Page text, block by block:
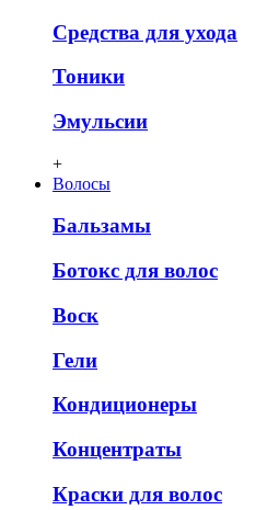
Средства для ухода
Тоники
Эмульсии
+
Волосы
Бальзамы
Ботокс для волос
Воск
Гели
Кондиционеры
Концентраты
Краски для волос